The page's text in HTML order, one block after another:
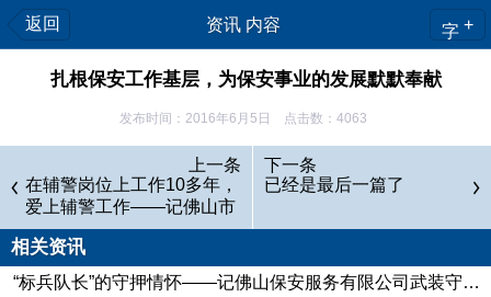
返回 资讯 内容 字 +
扎根保安工作基层，为保安事业的发展默默奉献
发布时间：2016年6月5日 点击数：4063
吴自国于2001年参加保安工作，作为一名党员兼退伍军
人，43岁的他自上班天起就严格要求自我，从基层岗位做起，
摸爬滚打，努力积累经验，从保安员、班长、副中队长、中队
长、督导中队长、大队长、副经理，到现在的佛山市保安服务总
公司人力防范分公司经理，管理着1600多名保安员，服务于全
上一条
在辅警岗位上工作10多年，
爱上辅警工作——记佛山市
保安公司驻桂城派出所社区
保安中队中队长李宗
下一条
已经是最后一篇了
相关资讯
“标兵队长”的守押情怀——记佛山保安服务有限公司武装守押大队中队长马俊杰